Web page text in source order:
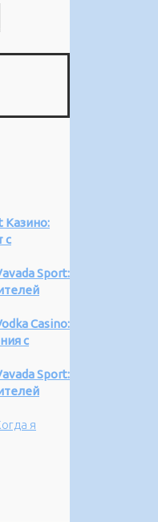
Казино:
с
Sport:
Casino:
с
Sport:
я